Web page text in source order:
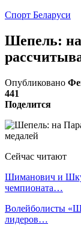
Спорт Беларуси
Шепель:
Опубликовано
441
Поделится
Сейчас читают
Шиманович и
чемпионата…
Волейболисты
лидеров…